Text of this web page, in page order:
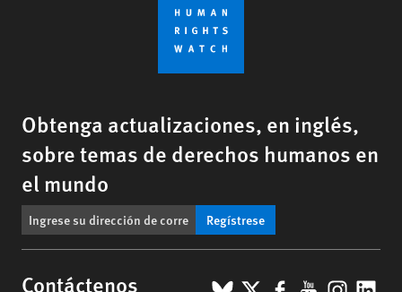
Obtenga actualizaciones, en inglés,
sobre temas de derechos humanos en
el mundo
Regístrese
Contáctenos